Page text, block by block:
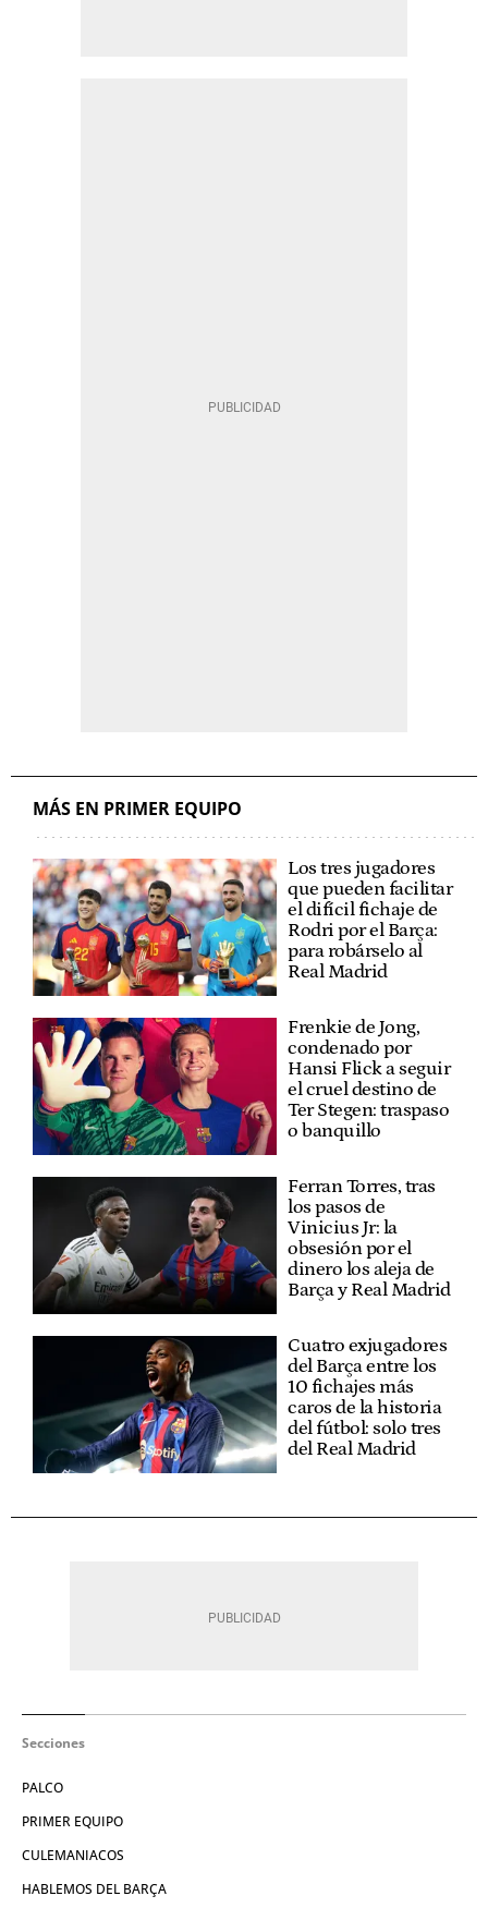
MÁS EN PRIMER EQUIPO
Los tres jugadores
que pueden facilitar
el difícil fichaje de
Rodri por el Barça:
para robárselo al
Real Madrid
Frenkie de Jong,
condenado por
Hansi Flick a seguir
el cruel destino de
Ter Stegen: traspaso
o banquillo
Ferran Torres, tras
los pasos de
Vinicius Jr: la
obsesión por el
dinero los aleja de
Barça y Real Madrid
Cuatro exjugadores
del Barça entre los
10 fichajes más
caros de la historia
del fútbol: solo tres
del Real Madrid
Secciones
PALCO
PRIMER EQUIPO
CULEMANIACOS
HABLEMOS DEL BARÇA